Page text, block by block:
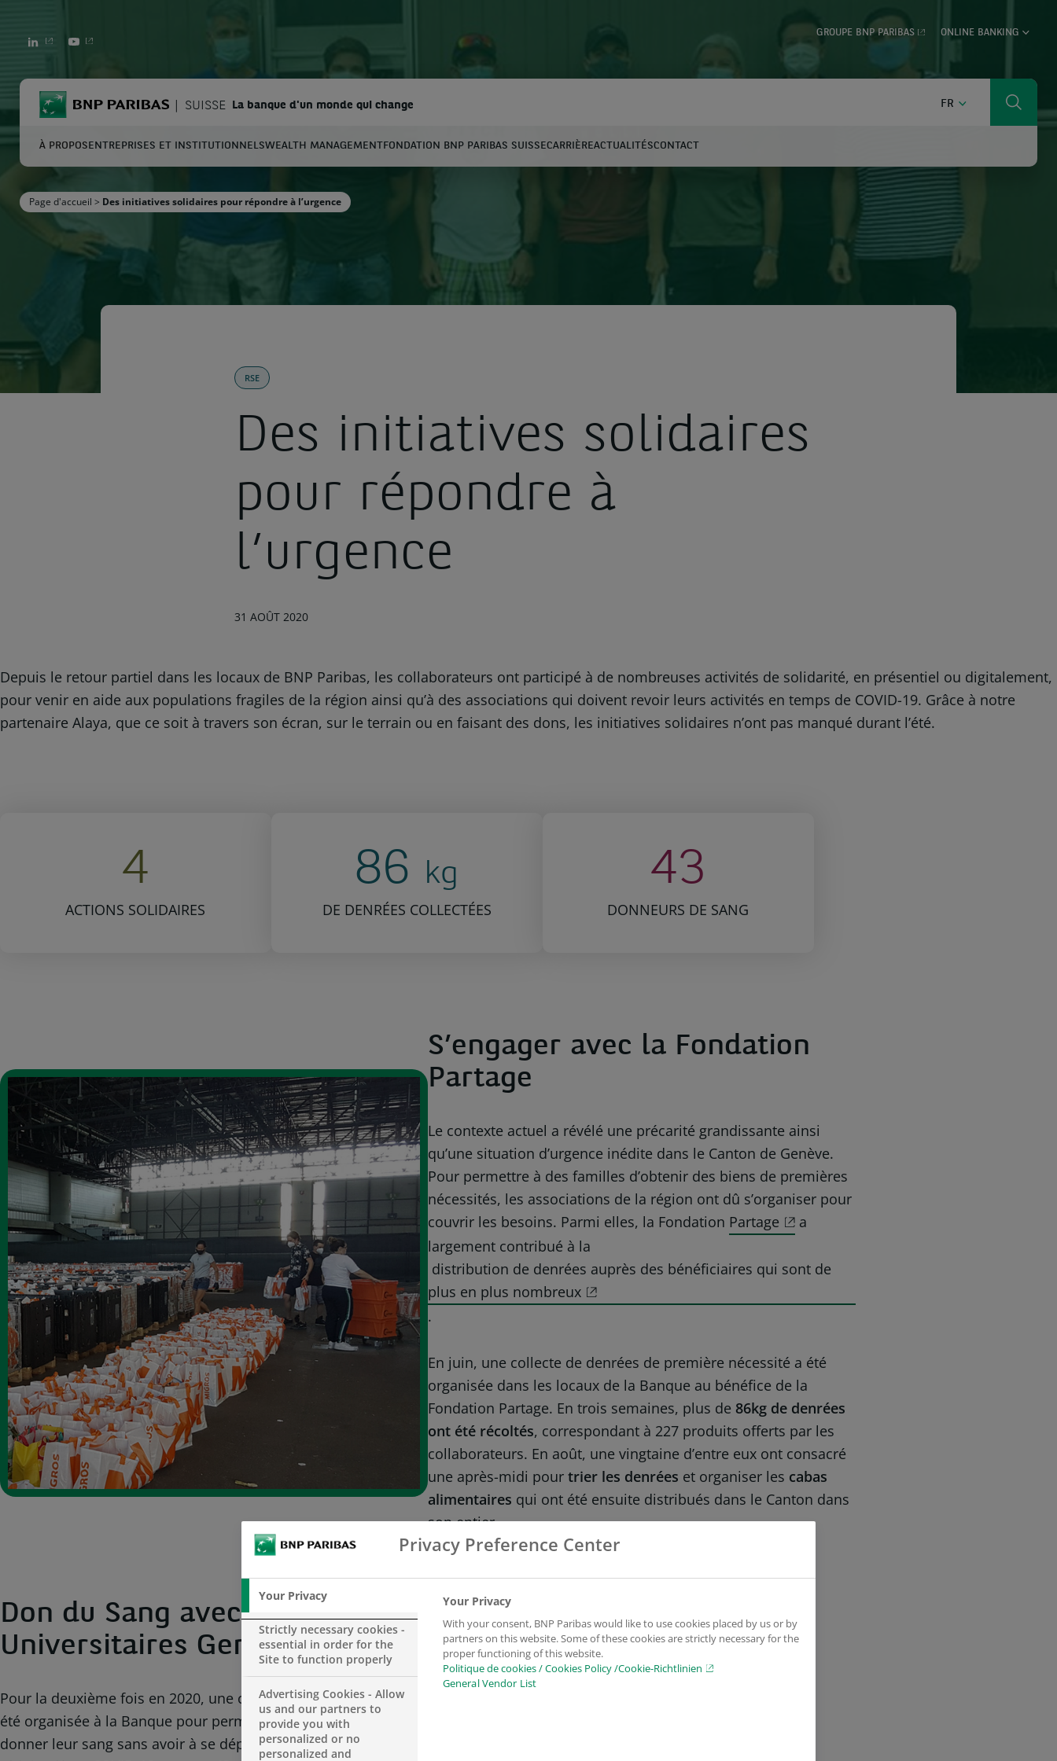
LINKEDIN YOUTUBE
GROUPE BNP PARIBAS ONLINE BANKING
BNP Paribas SUISSE La banque d'un monde qui change FR FRANÇAIS
Entrez les termes à rechercher Chercher
À PROPOS ENTREPRISES ET INSTITUTIONNELSWEALTH MANAGEMENTFONDATION BNP PARIBAS SUISSECARRIÈREACTUALITÉSCONTACT
Page d'accueil > Des initiatives solidaires pour répondre à l’urgence
RSE
Des initiatives solidaires
pour répondre à
l’urgence
31 AOÛT 2020
Depuis le retour partiel dans les locaux de BNP Paribas, les collaborateurs ont participé à de nombreuses activités de solidarité, en présentiel ou digitalement,
pour venir en aide aux populations fragiles de la région ainsi qu’à des associations qui doivent revoir leurs activités en temps de COVID-19. Grâce à notre
partenaire Alaya, que ce soit à travers son écran, sur le terrain ou en faisant des dons, les initiatives solidaires n’ont pas manqué durant l’été.
4
ACTIONS SOLIDAIRES
86 kg
DE DENRÉES COLLECTÉES
43
DONNEURS DE SANG
S’engager avec la Fondation
Partage
Le contexte actuel a révélé une précarité grandissante ainsi
qu’une situation d’urgence inédite dans le Canton de Genève.
Pour permettre à des familles d’obtenir des biens de premières
nécessités, les associations de la région ont dû s’organiser pour
couvrir les besoins. Parmi elles, la Fondation Partage
a
largement contribué à la
distribution de denrées auprès des bénéficiaires qui sont de
plus en plus nombreux
.
En juin, une collecte de denrées de première nécessité a été
organisée dans les locaux de la Banque au bénéfice de la
Fondation Partage. En trois semaines, plus de 86kg de denrées
ont été récoltés, correspondant à 227 produits offerts par les
collaborateurs. En août, une vingtaine d’entre eux ont consacré
une après-midi pour trier les denrées et organiser les cabas
alimentaires qui ont été ensuite distribués dans le Canton dans
son entier.
Don du Sang avec les Hôpitaux
Universitaires Genevois
Pour la deuxième fois en 2020, une collecte de don du sang a
été organisée à la Banque pour permettre aux collaborateurs de
donner leur sang sans avoir à se déplacer. Malgré des effectifs
Privacy Preference Center
Your Privacy
Strictly necessary cookies -
essential in order for the
Site to function properly
Advertising Cookies - Allow
us and our partners to
provide you with
personalized or no
personalized and
Your Privacy
With your consent, BNP Paribas would like to use cookies placed by us or by
partners on this website. Some of these cookies are strictly necessary for the
proper functioning of this website.
Politique de cookies / Cookies Policy /Cookie-Richtlinien
General Vendor List